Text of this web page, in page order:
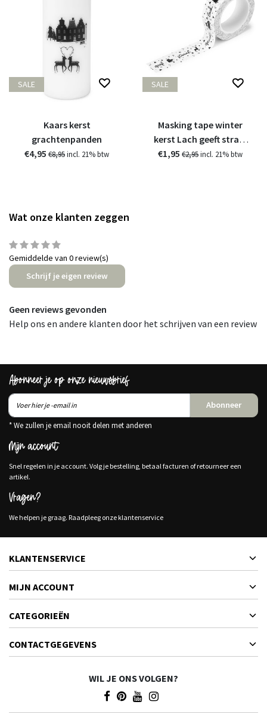
SALE
Kaars kerst
grachtenpanden
€4,95 €8,95incl. 21% btw
SALE
Masking tape winter
kerst Lach geeft straal
geniet
€1,95 €2,95incl. 21% btw
Wat onze klanten zeggen
Gemiddelde van 0 review(s)
Schrijf je eigen review
Geen reviews gevonden
Help ons en andere klanten door het schrijven van een review
Abonneer je op onze nieuwsbrief
Abonneer
* We zullen je email nooit delen met anderen
Mijn account
Snel regelen in je account. Volg je bestelling, betaal facturen of retourneer een
artikel.
Vragen?
We helpen je graag. Raadpleeg onze klantenservice
KLANTENSERVICE
MIJN ACCOUNT
CATEGORIEËN
CONTACTGEGEVENS
WIL JE ONS VOLGEN?